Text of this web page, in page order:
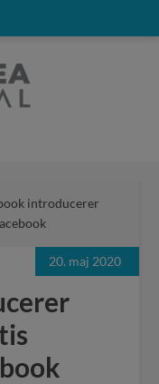
introducerer
20. maj 2020